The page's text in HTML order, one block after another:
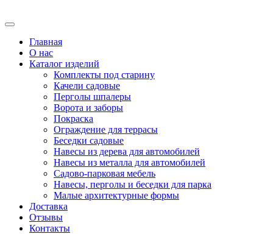
Главная
О нас
Каталог изделий
Комплекты под старину
Качели садовые
Перголы шпалеры
Ворота и заборы
Покраска
Ограждение для террасы
Беседки садовые
Навесы из дерева для автомобилей
Навесы из металла для автомобилей
Садово-парковая мебель
Навесы, перголы и беседки для парка
Малые архитектурные формы
Доставка
Отзывы
Контакты